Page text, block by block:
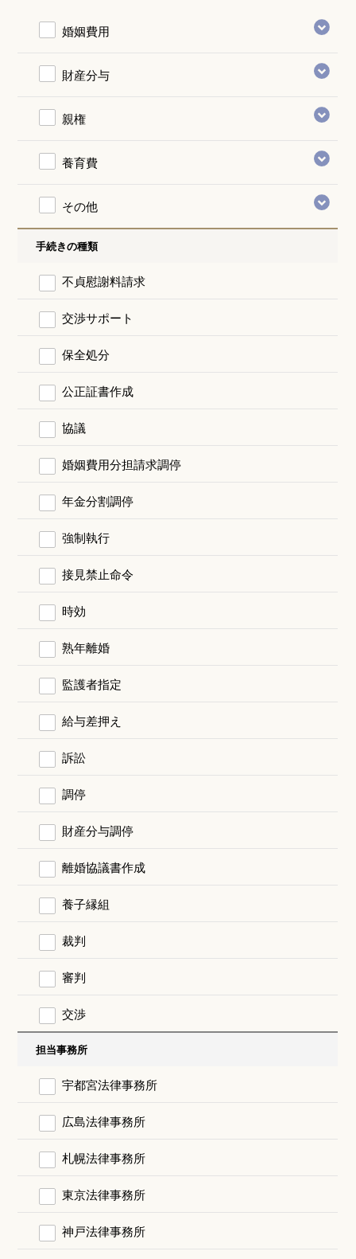
婚姻費用
財産分与
親権
養育費
その他
手続きの種類
不貞慰謝料請求
交渉サポート
保全処分
公正証書作成
協議
婚姻費用分担請求調停
年金分割調停
強制執行
接見禁止命令
時効
熟年離婚
監護者指定
給与差押え
訴訟
調停
財産分与調停
離婚協議書作成
養子縁組
裁判
審判
交渉
担当事務所
宇都宮法律事務所
広島法律事務所
札幌法律事務所
東京法律事務所
神戸法律事務所